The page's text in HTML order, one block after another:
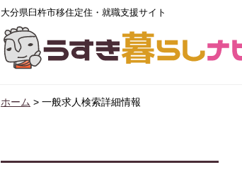
大分県臼杵市移住定住・就職支援サイト
ホーム > 一般求人検索詳細情報